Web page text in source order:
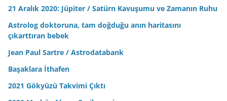
21 Aralık 2020: Jüpiter / Satürn Kavuşumu ve Zamanın Ruhu
Astrolog doktoruna, tam doğduğu anın haritasını
çıkarttıran bebek
Jean Paul Sartre / Astrodatabank
Başaklara İthafen
2021 Gökyüzü Takvimi Çıktı